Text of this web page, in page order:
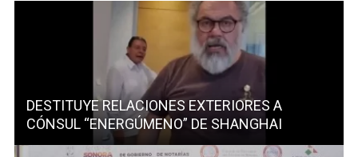
DESTITUYE RELACIONES EXTERIORES A
CÓNSUL “ENERGÚMENO” DE SHANGHAI